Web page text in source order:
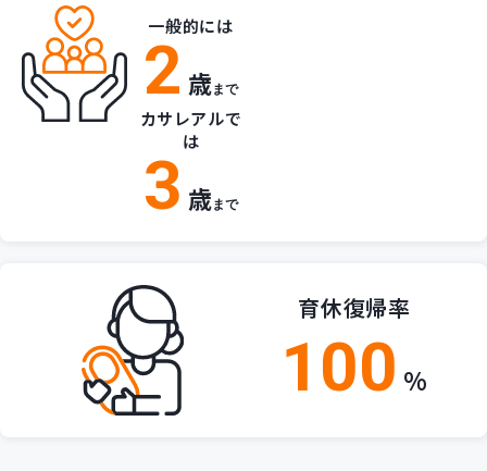
一般的には
2 歳まで
カサレアルで
は
3 歳まで
育休復帰率
100 %